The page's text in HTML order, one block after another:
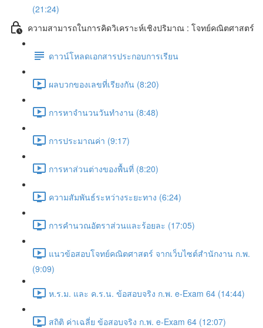
(21:24)
ความสามารถในการคิดวิเคราะห์เชิงปริมาณ : โจทย์คณิตศาสตร์
ดาวน์โหลดเอกสารประกอบการเรียน
ผลบวกของเลขที่เรียงกัน (8:20)
การหาจำนวนวันทำงาน (8:48)
การประมาณค่า (9:17)
การหาส่วนต่างของพื้นที่ (8:20)
ความสัมพันธ์ระหว่างระยะทาง (6:24)
การคำนวณอัตราส่วนและร้อยละ (17:05)
แนวข้อสอบโจทย์คณิตศาสตร์ จากเว็บไซต์สำนักงาน ก.พ.
(9:09)
ห.ร.ม. และ ค.ร.น. ข้อสอบจริง ก.พ. e-Exam 64 (14:44)
สถิติ ค่าเฉลี่ย ข้อสอบจริง ก.พ. e-Exam 64 (12:07)